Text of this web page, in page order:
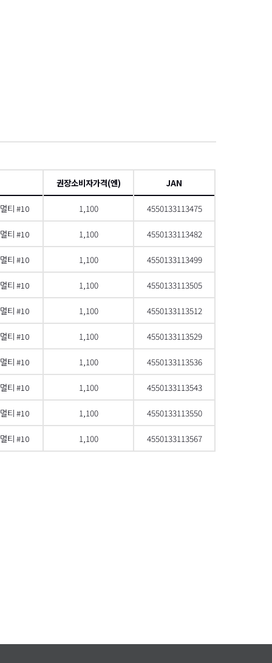
권장소비자가격(엔) JAN
티 #10 1,100 4550133113475
티 #10 1,100 4550133113482
티 #10 1,100 4550133113499
티 #10 1,100 4550133113505
티 #10 1,100 4550133113512
티 #10 1,100 4550133113529
티 #10 1,100 4550133113536
티 #10 1,100 4550133113543
티 #10 1,100 4550133113550
티 #10 1,100 4550133113567